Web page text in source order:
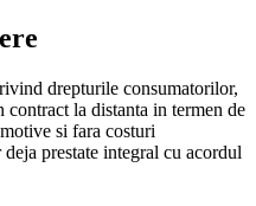
drepturile consumatorilor,
la distanta in termen de
si fara costuri
prestate integral cu acordul